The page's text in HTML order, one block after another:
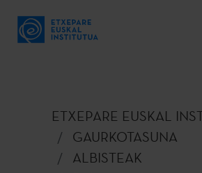
ETXEPARE EUSKAL
GAURKOTASUNA
ALBISTEAK